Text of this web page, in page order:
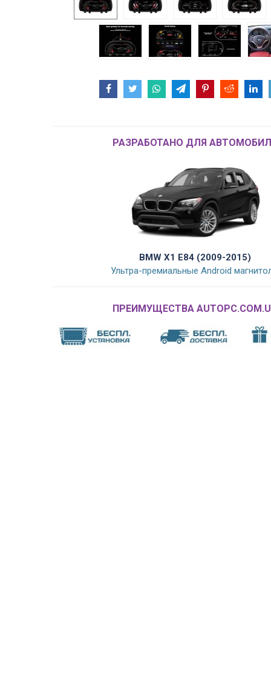
РАЗРАБОТАНО ДЛЯ
BMW X1 E84 (2009-2015)
Ультра-премиальные Android
ПРЕИМУЩЕСТВА